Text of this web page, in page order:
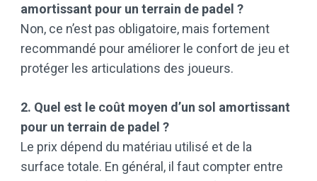
amortissant pour un terrain de padel ?
Non, ce n’est pas obligatoire, mais fortement
recommandé pour améliorer le confort de jeu et
protéger les articulations des joueurs.
2. Quel est le coût moyen d’un sol amortissant
pour un terrain de padel ?
Le prix dépend du matériau utilisé et de la
surface totale. En général, il faut compter entre